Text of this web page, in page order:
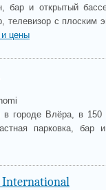
бар и открытый
с плоским
цены
в городе Влёра, в
парковка, бар